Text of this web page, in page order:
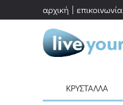
αρχική επικοινωνία
ΚΡΎΣΤΑΛΛΑ